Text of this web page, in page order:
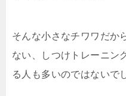
そんな小さなチワワだか
ない、しつけトレーニン
る人も多いのではないで